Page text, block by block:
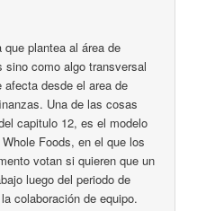
plantea al área de
sino como algo transversal
afecta desde el area de
Una de las cosas
capitulo 12, es el modelo
Foods, en el que los
votan si quieren que un
luego del periodo de
colaboración de equipo.